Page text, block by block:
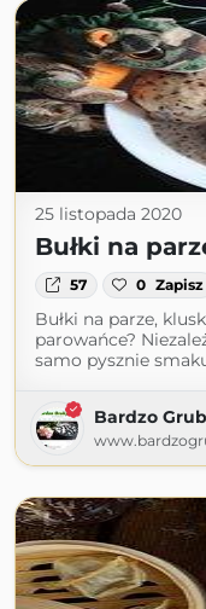
25 listopada 2020
Bułki na
57 0 Zapisz
Bułki na parze,
parowańce?
samo pysznie
Bardzo